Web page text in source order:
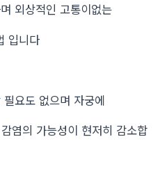
외상적인 고통이없는
입니다
요도 없으며 자궁에
염의 가능성이 현저히 감소합